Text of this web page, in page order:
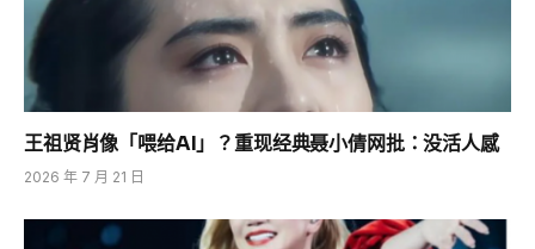
王祖贤肖像「喂给AI」？重现经典聂小倩网批：没活人感
2026 年 7 月 21 日